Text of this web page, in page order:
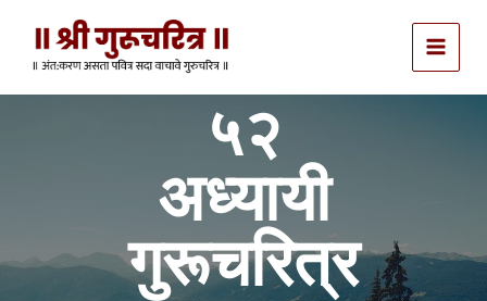
content
५२
अध्यायी
गुरूचरित्र